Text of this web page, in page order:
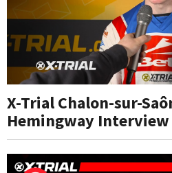
X-Trial Chalon-sur-
Hemingway Interview